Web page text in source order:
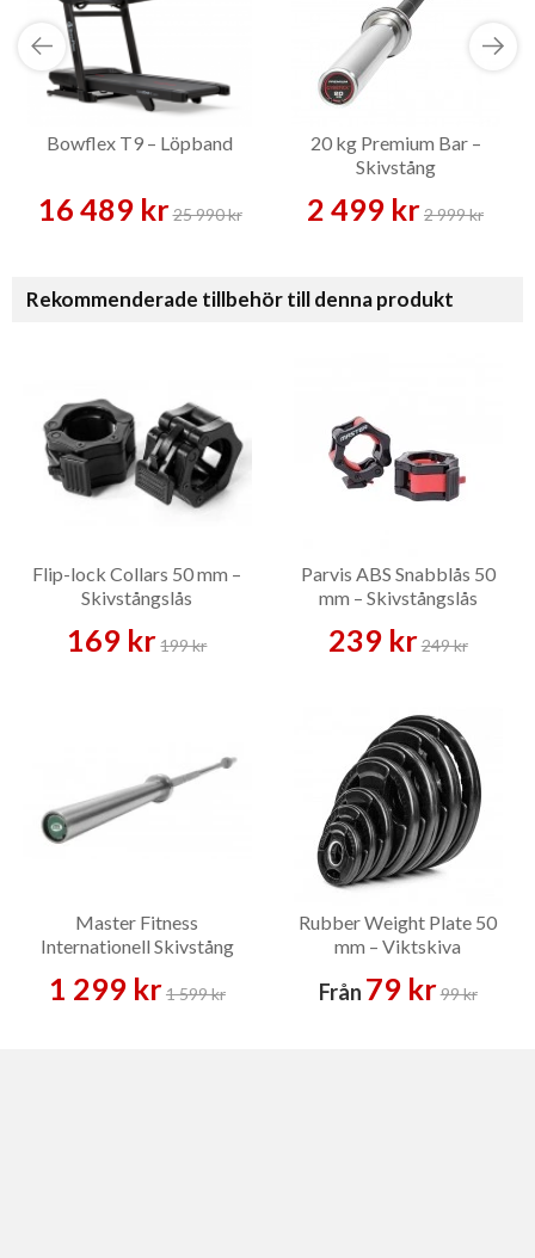
Bowflex T9 – Löpband
16 489 kr25 990 kr
20 kg Premium Bar –
Skivstång
2 499 kr2 999 kr
Rekommenderade tillbehör till denna produkt
Flip-lock Collars 50 mm –
Skivstångslås
169 kr 199 kr
Parvis ABS Snabblås 50
mm – Skivstångslås
239 kr249 kr
Master Fitness
Internationell Skivstång
1 299 kr1 599 kr
Rubber Weight Plate 50
mm – Viktskiva
Från 79 kr99 kr